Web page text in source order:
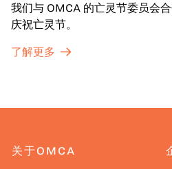
我们与 OMCA 的亡灵节委员会
庆祝亡灵节。
了解更多
关于OMCA